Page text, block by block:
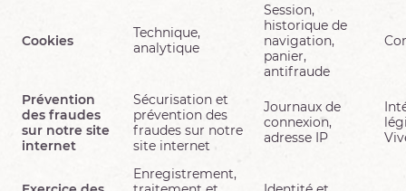
Cookies
Technique,
analytique
Session,
historique de
navigation,
panier,
antifraude
Prévention
des fraudes
sur notre site
internet
Sécurisation et
prévention des
fraudes sur notre
site internet
Journaux de
connexion,
adresse IP
Enregistrement,